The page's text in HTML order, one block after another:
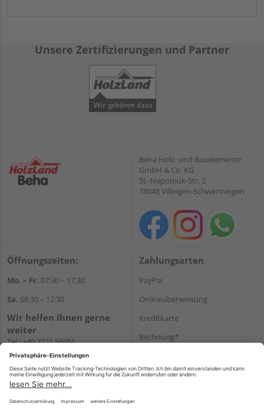
Unsere Zertifizierungen und Partner
Beha Holz- und Bauelemente
GmbH & Co. KG
St.-Nepomuk-Str. 2
78048 Villingen-Schwenningen
Öffnungszeiten:
Mo. – Fr. 07:30 – 17:30
Sa. 08:30 – 12:30
Wir helfen Ihnen gerne
weiter
Tel.:+49 7721 56051
E-Mail:onlineshop@holzland-
WhatsApp
Zahlungsarten
PayPal
Onlineüberweisung
Kreditkarte
Rechnung*
Versand